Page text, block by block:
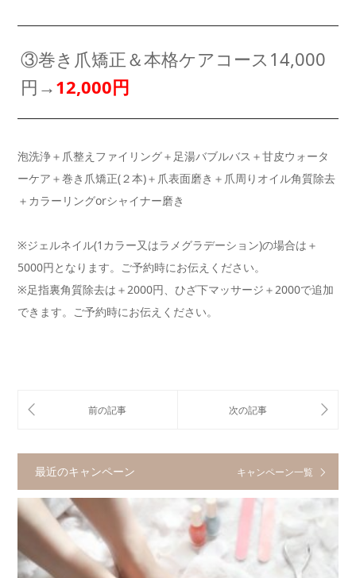
③巻き爪矯正＆本格ケアコース14,000
円→12,000円
泡洗浄＋爪整えファイリング＋足湯バブルバス＋甘皮ウォータ
ーケア＋巻き爪矯正(２本)＋爪表面磨き＋爪周りオイル角質除去
＋カラーリングorシャイナー磨き
※ジェルネイル(1カラー又はラメグラデーション)の場合は＋
5000円となります。ご予約時にお伝えください。
※足指裏角質除去は＋2000円、ひざ下マッサージ＋2000で追加
できます。ご予約時にお伝えください。
最近のキャンペーン キャンペーン一覧